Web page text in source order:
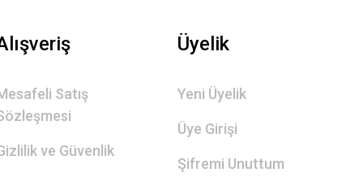
Satış
ve Güvenlik
Üyelik
Yeni Üyelik
Üye Girişi
Şifremi Unuttum